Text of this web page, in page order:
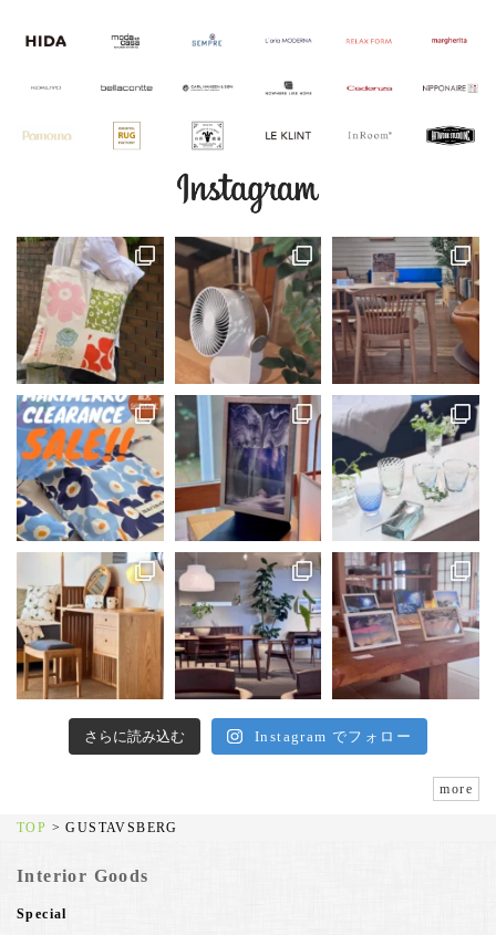
さらに読み込む Instagram でフォロー
more
TOP >GUSTAVSBERG
Interior Goods
Special